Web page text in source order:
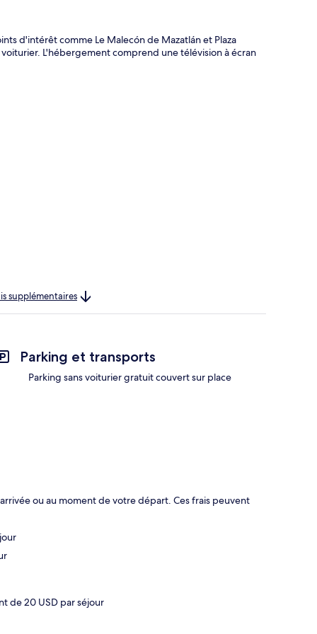
d'intérêt comme Le Malecón de Mazatlán et Plaza
L'hébergement comprend une télévision à écran
supplémentaires
Parking et transports
Parking sans voiturier gratuit couvert sur place
ou au moment de votre départ. Ces frais peuvent
de 20 USD par séjour